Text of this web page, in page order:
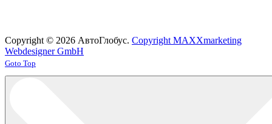
Copyright © 2026 АвтоГлобус. Copyright MAXXmarketing
Webdesigner GmbH
Joomla! 3 Templates
Goto Top